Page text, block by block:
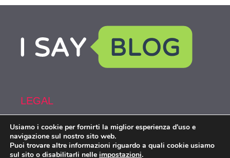
LEGAL
Armi&Spy is part of the network IsayBlog!
Usiamo i cookie per fornirti la miglior esperienza d'uso e
navigazione sul nostro sito web.
Puoi trovare altre informazioni riguardo a quali cookie usiamo
sul sito o disabilitarli nelle impostazioni.